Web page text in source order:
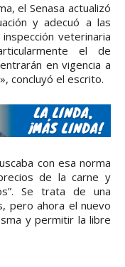
el Senasa actualizó
y adecuó a las
veterinaria
el de
en vigencia a
concluyó el escrito.
con esa norma
de la carne y
Se trata de una
pero ahora el nuevo
y permitir la libre